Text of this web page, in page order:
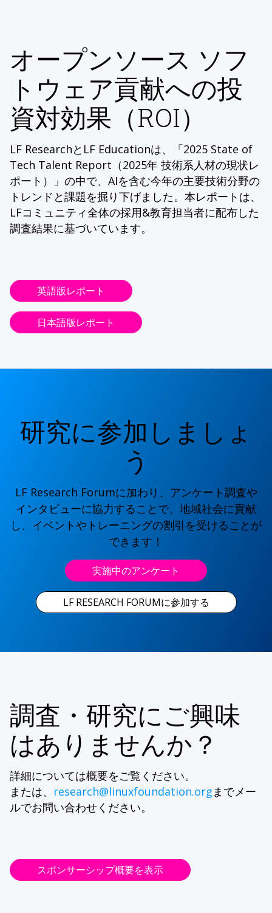
オープンソース ソフ
トウェア貢献への投
資対効果（ROI）
LF ResearchとLF Educationは、「2025 State of
Tech Talent Report（2025年 技術系人材の現状レ
ポート）」の中で、AIを含む今年の主要技術分野の
トレンドと課題を掘り下げました。本レポートは、
LFコミュニティ全体の採用&教育担当者に配布した
調査結果に基づいています。
英語版レポート
日本語版レポート
研究に参加しましょ
う
LF Research Forumに加わり、アンケート調査や
インタビューに協力することで、地域社会に貢献
し、イベントやトレーニングの割引を受けることが
できます！
実施中のアンケート
LF RESEARCH FORUMに参加する
調査・研究にご興味
はありませんか？
詳細については概要をご覧ください。
または、 research@linuxfoundation.org までメー
ルでお問い合わせください。
スポンサーシップ概要を表示